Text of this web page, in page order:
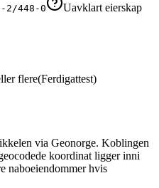
2/448-0
Uavklart eierskap
flere(Ferdigattest)
via Geonorge. Koblingen
koordinat ligger inni
naboeiendommer hvis